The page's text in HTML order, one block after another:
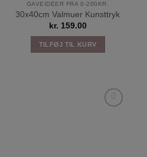
GAVEIDÉER FRA 0-200KR.
30x40cm Valmuer Kunsttryk
kr. 159.00
TILFØJ TIL KURV